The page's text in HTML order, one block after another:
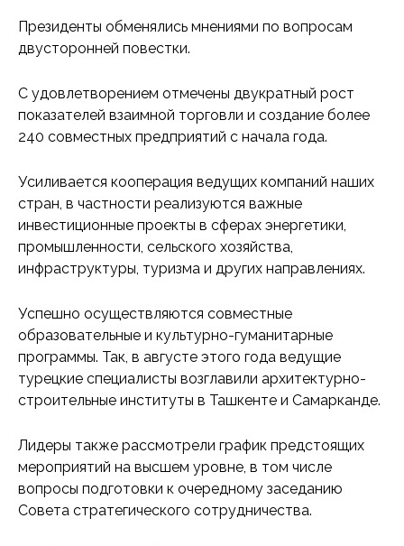
Президенты обменялись мнениями по вопросам
двусторонней повестки.
С удовлетворением отмечены двукратный рост
показателей взаимной торговли и создание более
240 совместных предприятий с начала года.
Усиливается кооперация ведущих компаний наших
стран, в частности реализуются важные
инвестиционные проекты в сферах энергетики,
промышленности, сельского хозяйства,
инфраструктуры, туризма и других направлениях.
Успешно осуществляются совместные
образовательные и культурно-гуманитарные
программы. Так, в августе этого года ведущие
турецкие специалисты возглавили архитектурно-
строительные институты в Ташкенте и Самарканде.
Лидеры также рассмотрели график предстоящих
мероприятий на высшем уровне, в том числе
вопросы подготовки к очередному заседанию
Совета стратегического сотрудничества.